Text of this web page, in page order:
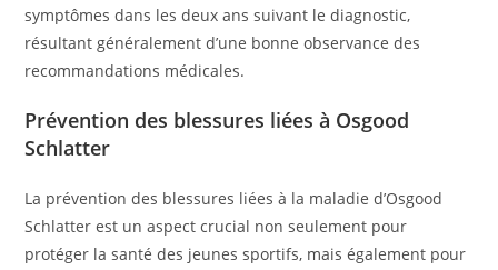
symptômes dans les deux ans suivant le diagnostic,
résultant généralement d’une bonne observance des
recommandations médicales.
Prévention des blessures liées à Osgood
Schlatter
La prévention des blessures liées à la maladie d’Osgood
Schlatter est un aspect crucial non seulement pour
protéger la santé des jeunes sportifs, mais également pour